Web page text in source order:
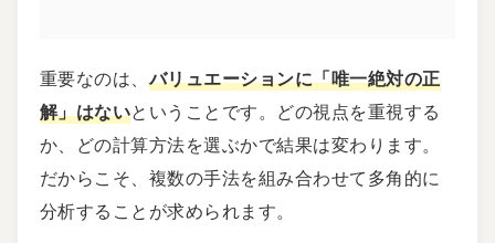
重要なのは、バリュエーションに「唯一絶対の正
解」はないということです。どの視点を重視する
か、どの計算方法を選ぶかで結果は変わります。
だからこそ、複数の手法を組み合わせて多角的に
分析することが求められます。